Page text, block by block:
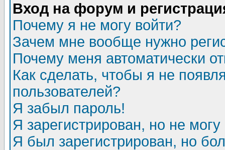
Вход на форум и
Почему я не могу войти?
Зачем мне вообще нужно
Почему меня автоматически
Как сделать, чтобы я не
пользователей?
Я забыл пароль!
Я зарегистрирован, но не могу
Я был зарегистрирован, но